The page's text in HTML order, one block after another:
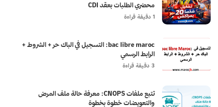
محضري الطلبات بعقد CDI
1 دقيقة قراءة
bac libre maroc: التسجيل في الباك حر + الشروط +
الرابط الرسمي
3 دقيقة قراءة
تتبع ملفات CNOPS: معرفة حالة ملف المرض
والتعويضات خطوة بخطوة